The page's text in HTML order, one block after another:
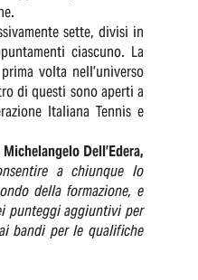
sette, divisi in
ciascuno. La
volta nell’universo
di questi sono aperti a
Italiana Tennis e
Dell’Edera,
a chiunque lo
della formazione, e
punteggi aggiuntivi per
bandi per le qualifiche